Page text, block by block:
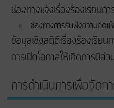
ช่องทางแจ้งเรื่องร้องเรียน
ช่องทางการรับฟังความคิดเ
ข้อมูลเชิงสถิติเรื่องร้องเรีย
การเปิดโอกาสให้เกิดการมีส่
การดำเนินการเพื่อจัด